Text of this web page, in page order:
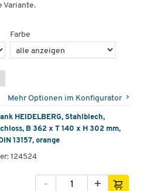
Variante.
Farbe
Mehr Optionen im Konfigurator
HEIDELBERG, Stahlblech,
B 362 x T 140 x H 302 mm,
13157, orange
124524
+
-